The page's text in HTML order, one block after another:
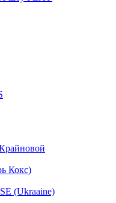
Кокс)
(Ukraaine)